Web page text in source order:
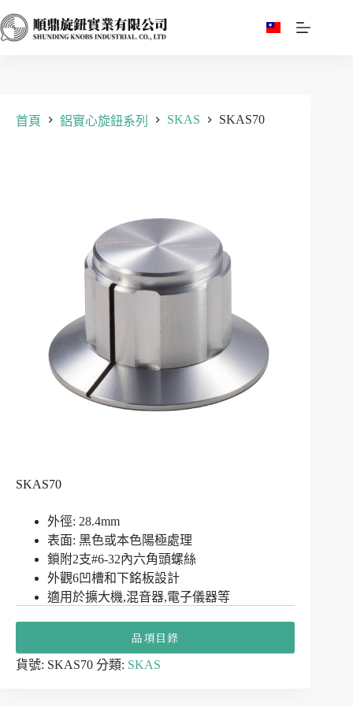
至
首頁
鋁實心旋鈕系列 SKAS SKAS70
SKAS70
外徑: 28.4mm
表面: 黑色或本色陽極處理
鎖附2支#6-32內六角頭螺絲
外觀6凹槽和下銘板設計
適用於擴大機,混音器,電子儀器等
品項目錄
貨號: SKAS70 分類: SKAS